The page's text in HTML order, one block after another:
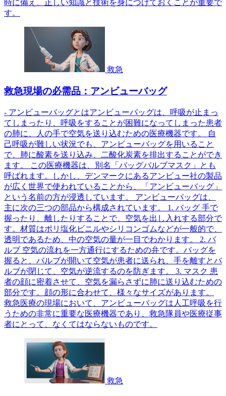
時に備え、正しい知識と技術を身につけておくことが重要で
す。
救急
救急現場の必需品：アンビューバッグ
- アンビューバッグとはアンビューバッグは、呼吸が止まっ
てしまったり、呼吸をすることが困難になってしまった患者
の肺に、人の手で空気を送り込むための医療機器です。 自
己呼吸が難しい状況でも、アンビューバッグを用いること
で、肺に酸素を送り込み、二酸化炭素を排出することができ
ます。 この医療機器は、別名「バッグバルブマスク」とも
呼ばれます。しかし、デンマークにあるアンビュー社の製品
が広く世界で使われていることから、「アンビューバッグ」
という名前の方が浸透しています。 アンビューバッグは、
主に次の三つの部品から構成されています。 1. バッグ 手で
握ったり、離したりすることで、空気を出し入れする部分で
す。材質はポリ塩化ビニルやシリコンゴムなどが一般的で、
透明であるため、中の空気の量が一目でわかります。 2. バ
ルブ 空気の流れを一方通行にするための弁です。バッグを
握ると、バルブが開いて空気が患者に送られ、手を離すとバ
ルブが閉じて、空気が逆流するのを防ぎます。 3. マスク 患
者の顔に密着させて、空気を漏らさずに肺に送り込むための
部分です。顔の形に合わせて、様々なサイズがあります。
救急医療の現場において、アンビューバッグは人工呼吸を行
うための非常に重要な医療機器であり、救急隊員や医療従事
者にとって、なくてはならないものです。
救急